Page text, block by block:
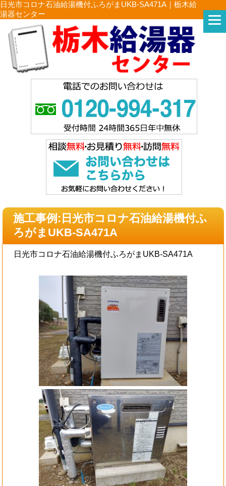
日光市コロナ石油給湯機付ふろがまUKB-SA471A｜栃木給
湯器センター
施工事例:日光市コロナ石油給湯機付ふ
ろがまUKB-SA471A
日光市コロナ石油給湯機付ふろがまUKB-SA471A